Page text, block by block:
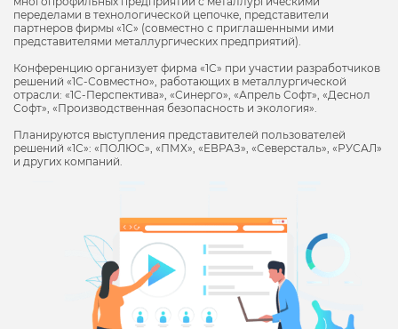
переделами в технологической цепочке, представители
партнеров фирмы «1С» (совместно с приглашенными ими
представителями металлургических предприятий).
Конференцию организует фирма «1С» при участии разработчиков
решений «1С-Совместно», работающих в металлургической
отрасли: «1С-Перспектива», «Синерго», «Апрель Софт», «Деснол
Софт», «Производственная безопасность и экология».
Планируются выступления представителей пользователей
решений «1С»: «ПОЛЮС», «ПМХ», «ЕВРАЗ», «Северсталь», «РУСАЛ»
и других компаний.